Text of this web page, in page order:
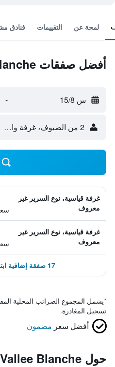
لمحة عن التقييمات فنادق
أفضل صفقات Hotel Vallee Blanche
س 15/8 -
2 من الضيوف، غرفة واحدة
غرفة قياسية، نوع السرير غير
معروف
غرفة قياسية، نوع السرير غير
معروف
17 صفقة إضافية ابتداءً من 484 ﷼
*يشمل المجموع الضرائب المحلية
تسجيل المغادرة.
أفضل سعر مضمون
حول Hotel Vallee Blanche